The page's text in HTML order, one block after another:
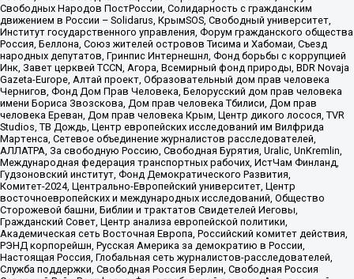
Свободных Народов ПостРоссии, Солидарность с гражданским
движением в России – Solidarus, КрымSOS, Свободный университет,
Институт государственного управления, Форум гражданского общества
Россия, Беллона, Союз жителей островов Тисима и Хабомаи, Съезд
народных депутатов, Гринпис Интернешнл, Фонд борьбы с коррупцией
Инк, Завет церквей TCCN, Агора, Всемирный фонд природы, BDR Novaja
Gazeta-Europe, Алтай проект, Образовательный дом прав человека
Чернигов, Фонд Дом Прав Человека, Белорусский дом прав человека
имени Бориса Звозскова, Дом прав человека Тбилиси, Дом прав
человека Ереван, Дом прав человека Крым, Центр дикого лосося, TVR
Studios, ТВ Дождь, Центр европейских исследований им Вилфрида
Мартенса, Сетевое объединение журналистов расследователей,
АЛЛАТРА, За свободную Россию, Свободная Бурятия, Uralic, UnKremlin,
Международная федерация транспортных рабочих, ИстЧам Финланд,
Гудзоновский институт, Фонд Демократического Развития,
Комитет-2024, Центрально-Европейский университет, Центр
восточноевропейских и международных исследований, Общество
Сторожевой башни, Библии и трактатов Свидетелей Иеговы,
Гражданский Совет, Центр анализа европейской политики,
Академическая сеть Восточная Европа, Российский комитет действия,
РЭНД корпорейшн, Русская Америка за демократию в России,
Настоящая Россия, Глобальная сеть журналистов-расследователей,
Служба поддержки, Свободная Россия Берлин, Свободная Россия